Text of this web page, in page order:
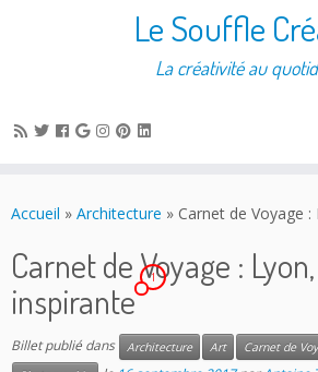
Le Souffle
La créativité au
Accueil » Architecture » Carnet de Voyage
Carnet de Voyage :
inspirante
1
Billet publié dans Architecture Art Carnet de